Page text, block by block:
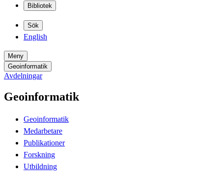
Bibliotek
Sök
English
Meny
Geoinformatik
Avdelningar
Geoinformatik
Geoinformatik
Medarbetare
Publikationer
Forskning
Utbildning